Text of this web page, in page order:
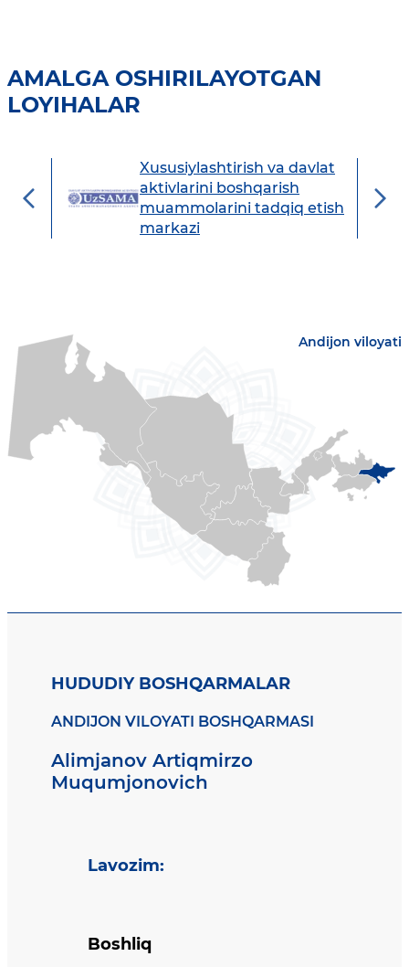
AMALGA OSHIRILAYOTGAN
LOYIHALAR
Xususiylashtirish va davlat
aktivlarini boshqarish
muammolarini tadqiq etish
markazi
Andijon viloyati
HUDUDIY BOSHQARMALAR
ANDIJON VILOYATI BOSHQARMASI
Alimjanov Artiqmirzo
Muqumjonovich
Lavozim:
Boshliq